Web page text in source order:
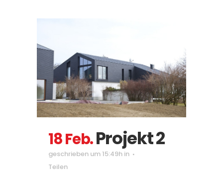
18 Feb.Projekt 2
geschrieben um 15:49h in
Teilen